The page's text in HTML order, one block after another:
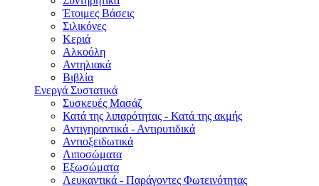
Έτοιμες Βάσεις
Σιλικόνες
Κεριά
Αλκοόλη
Αντηλιακά
Βιβλία
Ενεργά Συστατικά
Συσκευές Μασάζ
Κατά της λιπαρότητας - Κατά της ακμής
Αντιγηραντικά - Αντιρυτιδικά
Αντιοξειδωτικά
Λιποσώματα
Εξωσώματα
Λευκαντικά - Παράγοντες Φωτεινότητας